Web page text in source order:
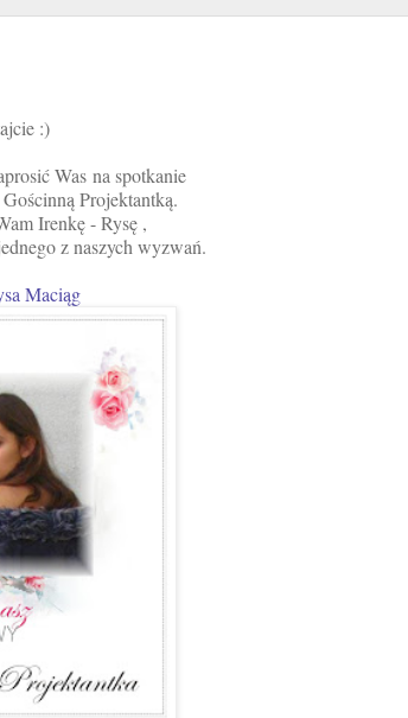
:)
Was na spotkanie
Projektantką.
Irenkę - Rysę ,
z naszych wyzwań.
Maciąg